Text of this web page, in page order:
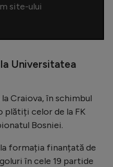
site-ului
Universitatea
Craiova, în schimbul
plătiți celor de la FK
Bosniei.
formația finanțată de
în cele 19 partide